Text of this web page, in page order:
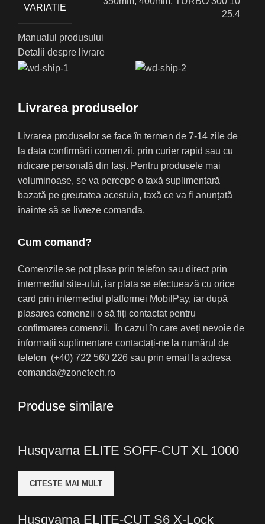
VARIATIE
25.4
Manualul produsului
Detalii despre livrare
Livrarea produselor
Livrarea produselor se face în termen de 7-14 zile de
la data confirmării comenzii, prin curier rapid sau cu
ridicare personală din Iași. Pentru produsele mai
voluminoase, se va percepe o taxă suplimentară
bazată pe greutatea acestuia, taxă ce va fi anunțată
înainte să se livreze comanda.
Cum comand?
Comenzile se pot plasa prin telefon sau direct prin
intermediul site-ului, iar plata se efectuează cu orice
card prin intermediul platformei MobilPay, iar după
plasarea comenzii o să fiți contactat pentru
confirmarea comenzii. În cazul în care aveți nevoie de
informații suplimentare contactați-ne la numărul de
telefon (+40) 722 560 226 sau prin email la adresa
comanda@zonetech.ro
Produse similare
Husqvarna ELITE SOFF-CUT XL 1000
CITEȘTE MAI MULT
Husqvarna ELITE-CUT S6 X-Lock